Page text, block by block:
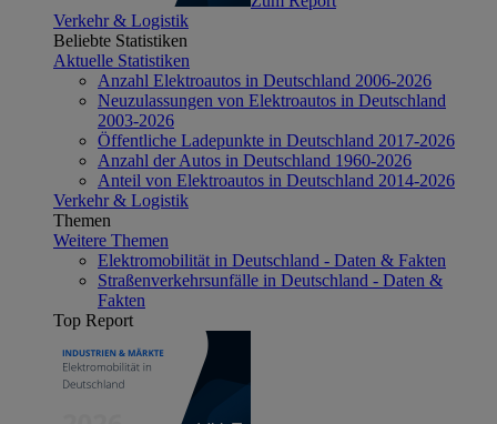
Verkehr & Logistik
Beliebte Statistiken
Aktuelle Statistiken
Anzahl Elektroautos in Deutschland 2006-2026
Neuzulassungen von Elektroautos in Deutschland
2003-2026
Öffentliche Ladepunkte in Deutschland 2017-2026
Anzahl der Autos in Deutschland 1960-2026
Anteil von Elektroautos in Deutschland 2014-2026
Verkehr & Logistik
Themen
Weitere Themen
Elektromobilität in Deutschland - Daten & Fakten
Straßenverkehrsunfälle in Deutschland - Daten &
Fakten
Top Report